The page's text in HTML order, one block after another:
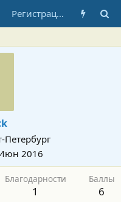
Регистрация
Петербург
2016
Благодарности
1
Баллы
6